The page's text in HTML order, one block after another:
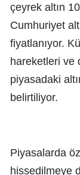
çeyrek altın
Cumhuriyet
fiyatlanıyor.
hareketleri ve
piyasadaki
belirtiliyor.
Piyasalarda
hissedilmeye